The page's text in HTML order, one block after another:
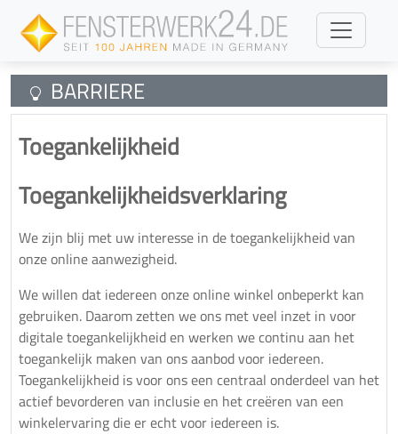
naar de inhoud
BARRIERE
Toegankelijkheid
Toegankelijkheidsverklaring
We zijn blij met uw interesse in de toegankelijkheid van
onze online aanwezigheid.
We willen dat iedereen onze online winkel onbeperkt kan
gebruiken. Daarom zetten we ons met veel inzet in voor
digitale toegankelijkheid en werken we continu aan het
toegankelijk maken van ons aanbod voor iedereen.
Toegankelijkheid is voor ons een centraal onderdeel van het
actief bevorderen van inclusie en het creëren van een
winkelervaring die er echt voor iedereen is.